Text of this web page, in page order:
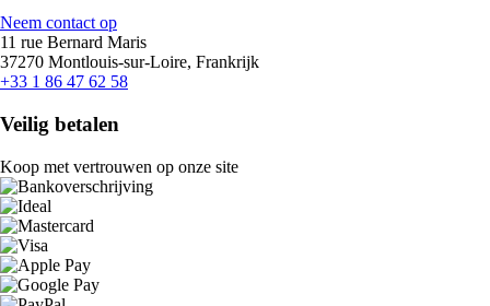
Neem contact op
11 rue Bernard Maris
37270 Montlouis-sur-Loire, Frankrijk
+33 1 86 47 62 58
Veilig betalen
Koop met vertrouwen op onze site